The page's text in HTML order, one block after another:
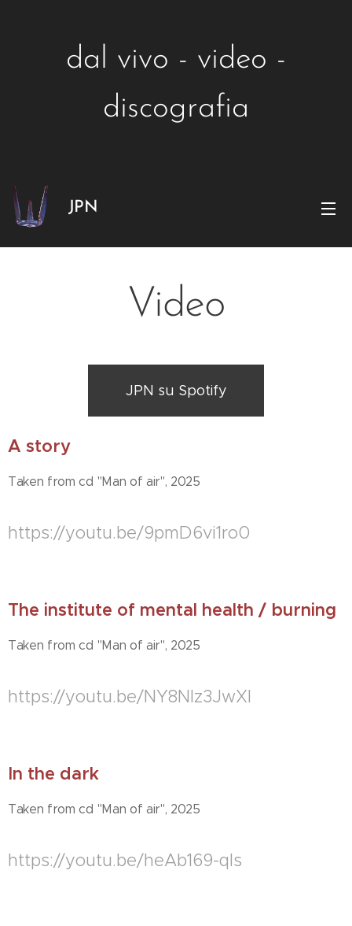
JPN
dal vivo - video -
discografia
Video
JPN su Spotify
A story
Taken from cd "Man of air", 2025
https://youtu.be/9pmD6vi1ro0
The institute of mental health / burning
Taken from cd "Man of air", 2025
https://youtu.be/NY8Nlz3JwXI
In the dark
Taken from cd "Man of air", 2025
https://youtu.be/heAb169-qls